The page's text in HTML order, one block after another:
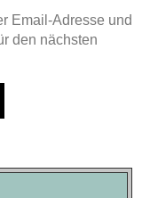
Email-Adresse und
den nächsten